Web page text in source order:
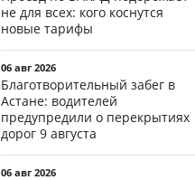
не для всех: кого коснутся
новые тарифы
06 авг 2026
Благотворительный забег в
Астане: водителей
предупредили о перекрытиях
дорог 9 августа
06 авг 2026